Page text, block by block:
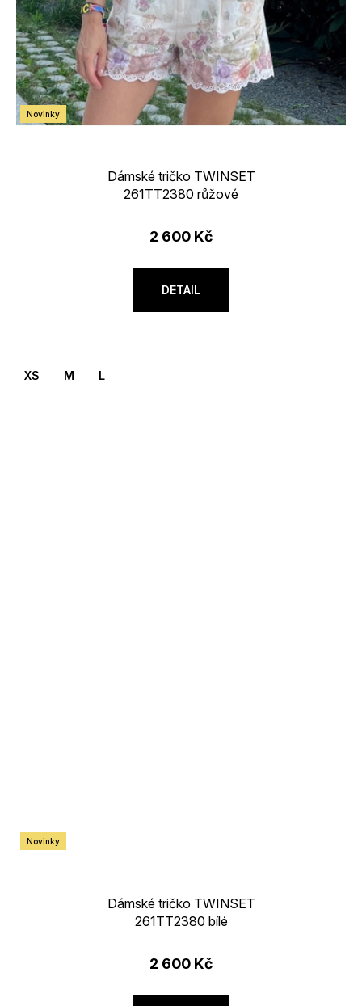
Novinky
Dámské tričko TWINSET
261TT2380 růžové
2 600 Kč
DETAIL
Novinky
Dámské tričko TWINSET
261TT2380 bílé
2 600 Kč
XS M L